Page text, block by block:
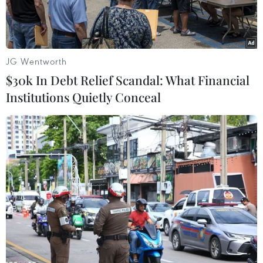
Đại học Kinh tế Quốc dân. (Nguồn: Vietnam+)
Ngày 18/6, Tòa án nhân dân quận Hai Bà Trưng
(Hà Nội) mở lại phiên tòa dân sự xét xử vụ ông
JG Wentworth
$30k In Debt Relief Scandal: What Financial
Institutions Quietly Conceal